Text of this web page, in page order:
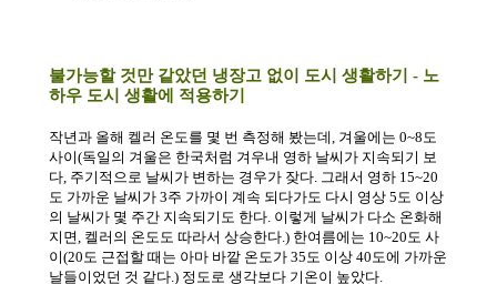
불가능할 것만 같았던 냉장고 없이 도시 생활하기 - 노
하우 도시 생활에 적용하기
작년과 올해 켈러 온도를 몇 번 측정해 봤는데, 겨울에는 0~8도
사이(독일의 겨울은 한국처럼 겨우내 영하 날씨가 지속되기 보
다, 주기적으로 날씨가 변하는 경우가 잦다. 그래서 영하 15~20
도 가까운 날씨가 3주 가까이 계속 되다가도 다시 영상 5도 이상
의 날씨가 몇 주간 지속되기도 한다. 이렇게 날씨가 다소 온화해
지면, 켈러의 온도도 따라서 상승한다.) 한여름에는 10~20도 사
이(20도 근접할 때는 아마 바깥 온도가 35도 이상 40도에 가까운
날들이었던 것 같다.) 정도로 생각보다 기온이 높았다.